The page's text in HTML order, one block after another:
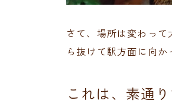
さて、場所は変わっ
ら抜けて駅方面に向
これは、素通